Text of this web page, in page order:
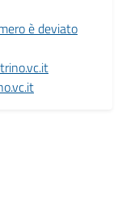
è deviato